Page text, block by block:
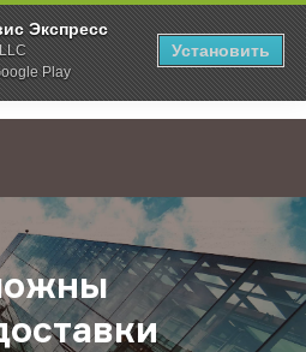
Экспресс
Play
Установить
Сочи - возможны задержки